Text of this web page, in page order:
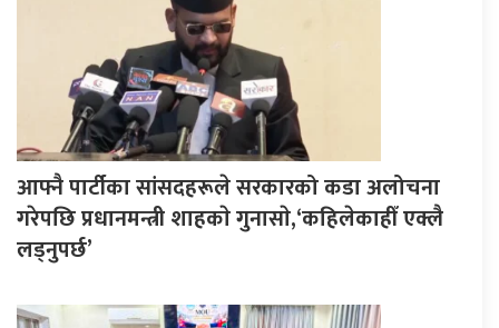
आफ्नै पार्टीका सांसदहरूले सरकारको कडा अलोचना
गरेपछि प्रधानमन्त्री शाहकाे गुनासाे,‘कहिलेकाहीँ एक्लै
लड्नुपर्छ’